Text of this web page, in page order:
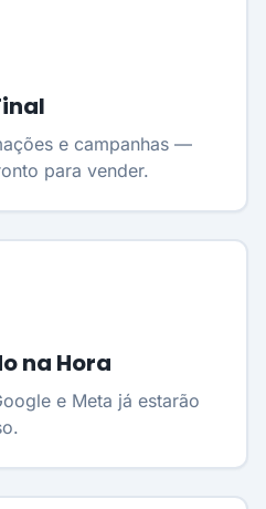
e campanhas —
para vender.
na Hora
e Meta já estarão